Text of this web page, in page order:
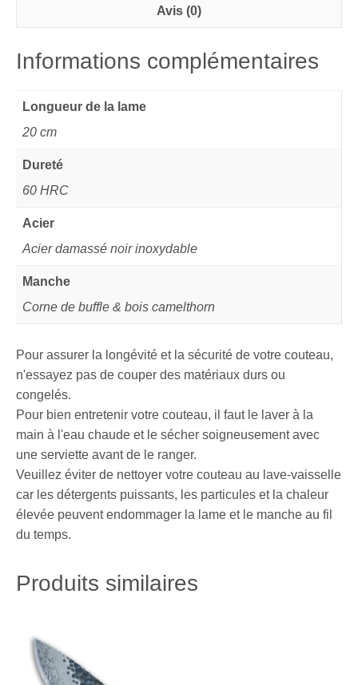
Avis (0)
Informations complémentaires
Longueur de la lame
20 cm
Dureté
60 HRC
Acier
Acier damassé noir inoxydable
Manche
Corne de buffle & bois camelthorn
Pour assurer la longévité et la sécurité de votre couteau,
n'essayez pas de couper des matériaux durs ou
congelés.
Pour bien entretenir votre couteau, il faut le laver à la
main à l'eau chaude et le sécher soigneusement avec
une serviette avant de le ranger.
Veuillez éviter de nettoyer votre couteau au lave-vaisselle
car les détergents puissants, les particules et la chaleur
élevée peuvent endommager la lame et le manche au fil
du temps.
Produits similaires